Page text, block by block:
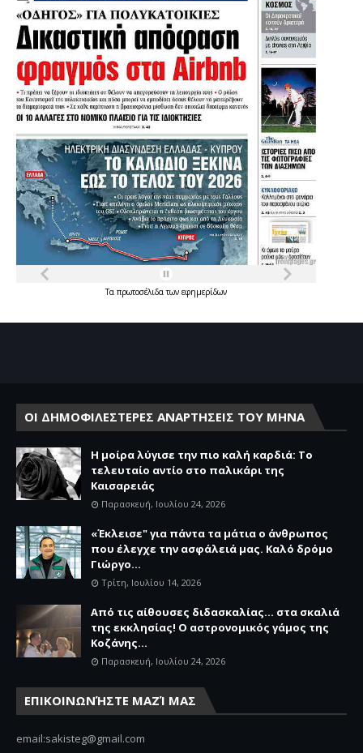
Τα πρωτοσέλιδατων εφημερίδων
ΟΙ ΔΗΜΟΦΙΛΕΣΤΕΡΕΣ ΑΝΑΡΤΗΣΕΙΣ ΤΟΥ ΜΗΝΑ
Η μοίρα λύγισε την πιο καλή καρδιά: Το
τελευταίο αντίο στο παλικάρι της
Καισαρειάς
Παρασκευή, Ιουλίου 24, 2026
«Έκλεισε" για πάντα τα μάτια ο άνθρωπος
που έλεγχε την ασφάλειά μας. Καλό δρόμο
Γιώργο...
Τρίτη, Ιουλίου 14, 2026
Από τις αίθουσες διδασκαλίας… στα σκαλιά
της εκκλησίας! Ο αστρονομικός γάμος της
Κοζάνης...
Παρασκευή, Ιουλίου 24, 2026
ΕΠΙΚΟΙΝΩΝΉΣΤΕ ΜΑΖΊ ΜΑΣ
email:sakisteg@gmail.com